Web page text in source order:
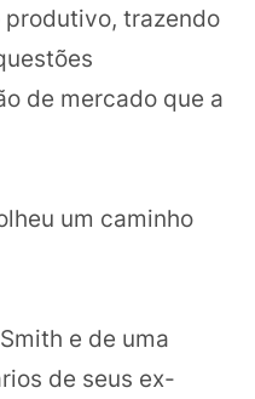
trazendo
de mercado que a
um caminho
e de uma
de seus ex-